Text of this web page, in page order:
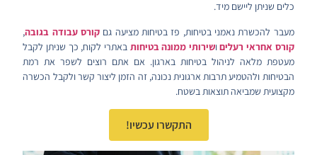
כלים שניתן ליישם מיד.
מעבר להכשרת נאמני בטיחות, פז בטיחות מציעה גם קורס עבודה בגובה,
קורס אחראי רעליםושירותי ממונה בטיחות באתרי לקוח, כך שניתן לקבל
מעטפת מלאה לניהול בטיחות בארגון. אם אתם רוצים לשפר את רמת
הבטיחות ולהטמיע תרבות ארגונית נכונה, זה הזמן ליצור קשר ולקבל הכשרה
מקצועית שמביאה תוצאות בשטח.
התקשרו עכשיו!